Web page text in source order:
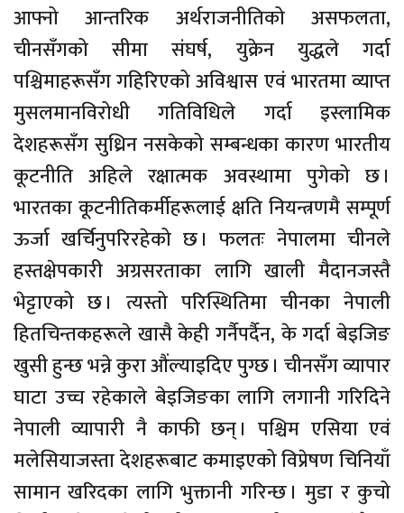
आफ्नो आन्तरिक अर्थराजनीतिको असफलता,
चीनसँगको सीमा संघर्ष, युक्रेन युद्धले गर्दा
पश्चिमाहरूसँग गहिरिएको अविश्वास एवं भारतमा व्याप्त
मुसलमानविरोधी गतिविधिले गर्दा इस्लामिक
देशहरूसँग सुध्रिन नसकेको सम्बन्धका कारण भारतीय
कूटनीति अहिले रक्षात्मक अवस्थामा पुगेको छ ।
भारतका कूटनीतिकर्मीहरूलाई क्षति नियन्त्रणमै सम्पूर्ण
ऊर्जा खर्चिनुपरिरहेको छ । फलतः नेपालमा चीनले
हस्तक्षेपकारी अग्रसरताका लागि खाली मैदानजस्तै
भेट्टाएको छ । त्यस्तो परिस्थितिमा चीनका नेपाली
हितचिन्तकहरूले खासै केही गर्नैपर्दैन, के गर्दा बेइजिङ
खुसी हुन्छ भन्ने कुरा औंल्याइदिए पुग्छ । चीनसँग व्यापार
घाटा उच्च रहेकाले बेइजिङका लागि लगानी गरिदिने
नेपाली व्यापारी नै काफी छन् । पश्चिम एसिया एवं
मलेसियाजस्ता देशहरूबाट कमाइएको विप्रेषण चिनियाँ
सामान खरिदका लागि भुक्तानी गरिन्छ । मुडा र कुचो